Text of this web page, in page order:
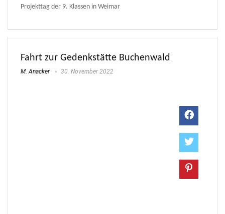
Projekttag der 9. Klassen in Weimar
Fahrt zur Gedenkstätte Buchenwald
M. Anacker 30. November 2022